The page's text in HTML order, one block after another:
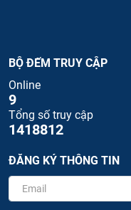
BỘ ĐẾM TRUY CẬP
Online
9
Tổng số truy cập
1418812
ĐĂNG KÝ THÔNG TIN